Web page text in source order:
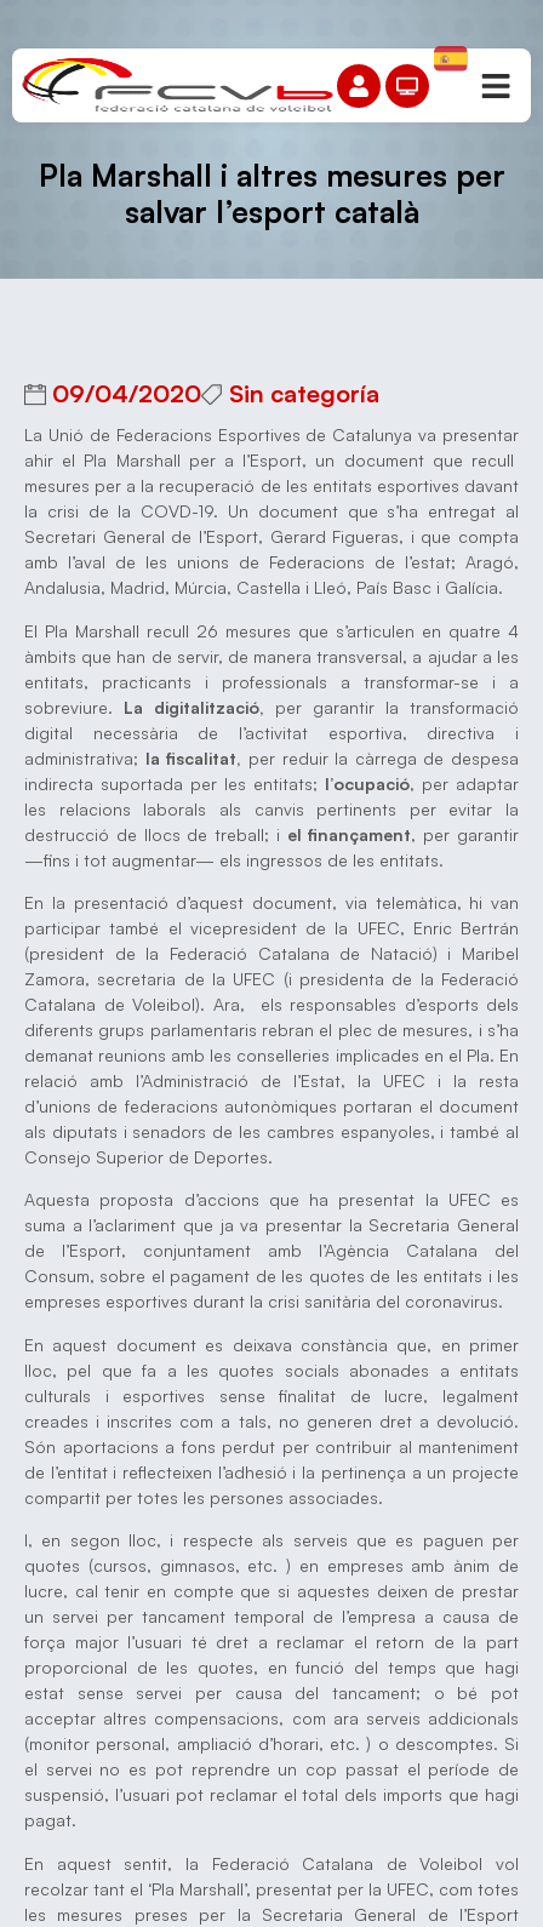
Pla Marshall i altres mesures per
salvar l’esport català
09/04/2020 Sin categoría
La Unió de Federacions Esportives de Catalunya va presentar
ahir el Pla Marshall per a l’Esport, un document que recull
mesures per a la recuperació de les entitats esportives davant
la crisi de la COVD-19. Un document que s’ha entregat al
Secretari General de l’Esport, Gerard Figueras, i que compta
amb l’aval de les unions de Federacions de l’estat; Aragó,
Andalusia, Madrid, Múrcia, Castella i Lleó, País Basc i Galícia.
El Pla Marshall recull 26 mesures que s’articulen en quatre 4
àmbits que han de servir, de manera transversal, a ajudar a les
entitats, practicants i professionals a transformar-se i a
sobreviure. La digitalització, per garantir la transformació
digital necessària de l’activitat esportiva, directiva i
administrativa; la fiscalitat, per reduir la càrrega de despesa
indirecta suportada per les entitats; l’ocupació, per adaptar
les relacions laborals als canvis pertinents per evitar la
destrucció de llocs de treball; i el finançament, per garantir
—fins i tot augmentar— els ingressos de les entitats.
En la presentació d’aquest document, via telemàtica, hi van
participar també el vicepresident de la UFEC, Enric Bertrán
(president de la Federació Catalana de Natació) i Maribel
Zamora, secretaria de la UFEC (i presidenta de la Federació
Catalana de Voleibol). Ara, els responsables d’esports dels
diferents grups parlamentaris rebran el plec de mesures, i s’ha
demanat reunions amb les conselleries implicades en el Pla. En
relació amb l’Administració de l’Estat, la UFEC i la resta
d’unions de federacions autonòmiques portaran el document
als diputats i senadors de les cambres espanyoles, i també al
Consejo Superior de Deportes.
Aquesta proposta d’accions que ha presentat la UFEC es
suma a l’aclariment que ja va presentar la Secretaria General
de l’Esport, conjuntament amb l’Agència Catalana del
Consum, sobre el pagament de les quotes de les entitats i les
empreses esportives durant la crisi sanitària del coronavirus.
En aquest document es deixava constància que, en primer
lloc, pel que fa a les quotes socials abonades a entitats
culturals i esportives sense finalitat de lucre, legalment
creades i inscrites com a tals, no generen dret a devolució.
Són aportacions a fons perdut per contribuir al manteniment
de l’entitat i reflecteixen l’adhesió i la pertinença a un projecte
compartit per totes les persones associades.
I, en segon lloc, i respecte als serveis que es paguen per
quotes (cursos, gimnasos, etc. ) en empreses amb ànim de
lucre, cal tenir en compte que si aquestes deixen de prestar
un servei per tancament temporal de l’empresa a causa de
força major l’usuari té dret a reclamar el retorn de la part
proporcional de les quotes, en funció del temps que hagi
estat sense servei per causa del tancament; o bé pot
acceptar altres compensacions, com ara serveis addicionals
(monitor personal, ampliació d’horari, etc. ) o descomptes. Si
el servei no es pot reprendre un cop passat el període de
suspensió, l’usuari pot reclamar el total dels imports que hagi
pagat.
En aquest sentit, la Federació Catalana de Voleibol vol
recolzar tant el ‘Pla Marshall’, presentat per la UFEC, com totes
les mesures preses per la Secretaria General de l’Esport